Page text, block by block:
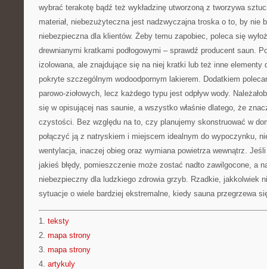
wybrać terakotę bądź też wykładzinę utworzoną z tworzywa
materiał, niebezużyteczna jest nadzwyczajna troska o to, by nie
niebezpieczna dla klientów. Żeby temu zapobiec, poleca się
drewnianymi kratkami podłogowymi – sprawdź producent saun.
izolowana, ale znajdujące się na niej kratki lub też inne elementy
pokryte szczególnym wodoodpornym lakierem. Dodatkiem
parowo-ziołowych, lecz każdego typu jest odpływ wody.
się w opisującej nas saunie, a wszystko właśnie dlatego, że
czystości. Bez względu na to, czy planujemy skonstruować w
połączyć ją z natryskiem i miejscem idealnym do wypoczynku,
wentylacja, inaczej obieg oraz wymiana powietrza wewnątrz.
jakieś błędy, pomieszczenie może zostać nadto zawilgocone, a
niebezpieczny dla ludzkiego zdrowia grzyb. Rzadkie, jakkolwiek
sytuacje o wiele bardziej ekstremalne, kiedy sauna przegrzewa
1. teksty
2. mapa strony
3. mapa strony
4. artykuly